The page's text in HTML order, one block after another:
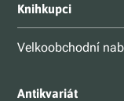
Knihkupci
Velkoobchodní
Antikvariát